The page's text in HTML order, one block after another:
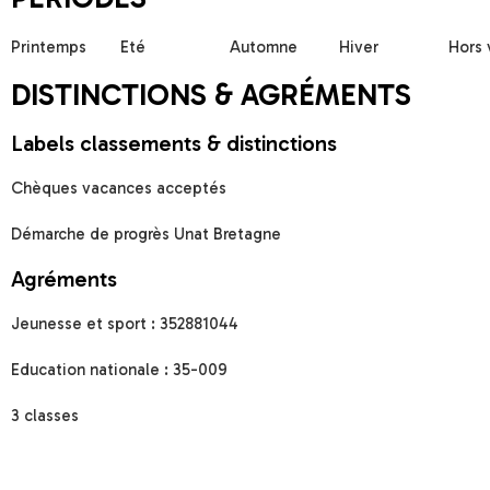
Printemps Eté Automne Hiver Hors
DISTINCTIONS & AGRÉMENTS
Labels classements & distinctions
Chèques vacances acceptés
Démarche de progrès Unat Bretagne
Agréments
Jeunesse et sport : 352881044
Education nationale : 35-009
3 classes